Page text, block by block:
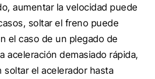
aumentar la velocidad puede
soltar el freno puede
el caso de un plegado de
aceleración demasiado rápida,
el acelerador hasta